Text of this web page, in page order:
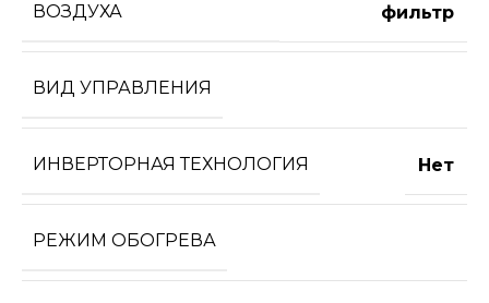
ВОЗДУХА
фильтр
ВИД УПРАВЛЕНИЯ
ИНВЕРТОРНАЯ ТЕХНОЛОГИЯ Нет
РЕЖИМ ОБОГРЕВА